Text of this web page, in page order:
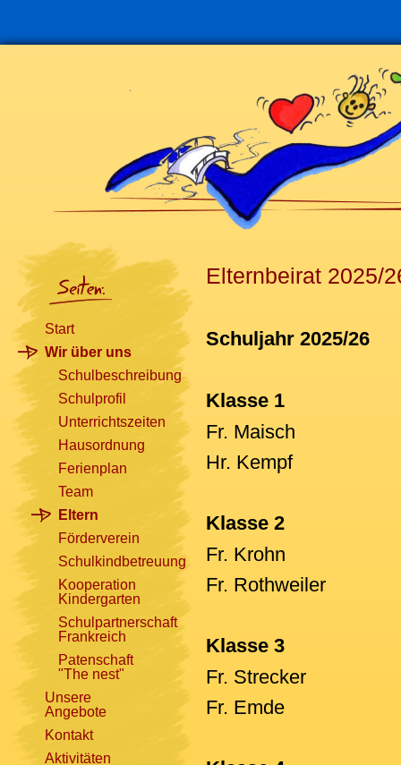
Elternbeirat 2025/
Schuljahr 2025/26
Klasse 1
Fr. Maisch
Hr. Kempf
Klasse 2
Fr. Krohn
Fr. Rothweiler
Klasse 3
Fr. Strecker
Fr. Emde
Navigation
überspringen
Start
Wir über uns
Schulbeschreibung
Schulprofil
Unterrichtszeiten
Hausordnung
Ferienplan
Team
Eltern
Förderverein
Schulkindbetreuung
Kooperation
Kindergarten
Schulpartnerschaft
Frankreich
Patenschaft
"The nest"
Unsere
Angebote
Kontakt
Aktivitäten